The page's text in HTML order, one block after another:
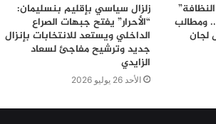
ومطالب
لجان
زلزال سياسي بإقليم بنسليمان:
“الأحرار” يفتح جبهات الصراع
الداخلي ويستعد للانتخابات بإنزال
جديد وترشيح مفاجئ لسعاد
الزايدي
الأحد 26 يوليو 2026